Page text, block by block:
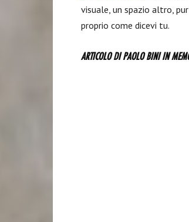
visuale, un spazio altro,
proprio come dicevi tu.
ARTICOLO DI PAOLO BINI IN